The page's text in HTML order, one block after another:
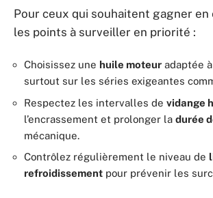
Pour ceux qui souhaitent gagner
les points à surveiller en priorité :
Choisissez une huile moteur adaptée
surtout sur les séries exigeantes
Respectez les intervalles de vidange
l’encrassement et prolonger la durée
mécanique.
Contrôlez régulièrement le niveau de
refroidissement pour prévenir les